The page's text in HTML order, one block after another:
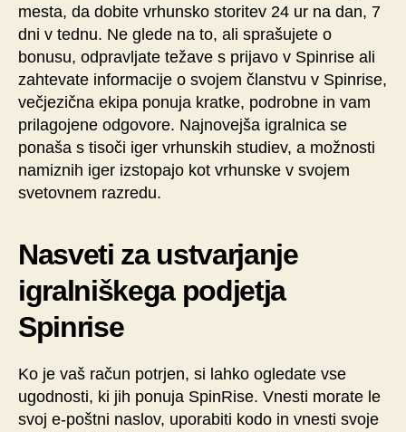
mesta, da dobite vrhunsko storitev 24 ur na dan, 7
dni v tednu. Ne glede na to, ali sprašujete o
bonusu, odpravljate težave s prijavo v Spinrise ali
zahtevate informacije o svojem članstvu v Spinrise,
večjezična ekipa ponuja kratke, podrobne in vam
prilagojene odgovore. Najnovejša igralnica se
ponaša s tisoči iger vrhunskih studiev, a možnosti
namiznih iger izstopajo kot vrhunske v svojem
svetovnem razredu.
Nasveti za ustvarjanje
igralniškega podjetja
Spinrise
Ko je vaš račun potrjen, si lahko ogledate vse
ugodnosti, ki jih ponuja SpinRise. Vnesti morate le
svoj e-poštni naslov, uporabiti kodo in vnesti svoje